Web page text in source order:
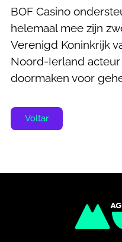
BOF Casino
helemaal mee zijn
Verenigd Koninkrijk
Noord-Ierland
doormaken voor
Voltar